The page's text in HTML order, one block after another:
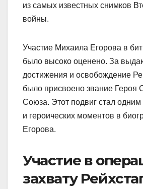
из самых известных снимков
войны.
Участие Михаила Егорова в
было высоко оценено. За
достижения и освобождение
было присвоено звание Героя
Союза. Этот подвиг стал
и героических моментов в
Егорова.
Участие в
захвату